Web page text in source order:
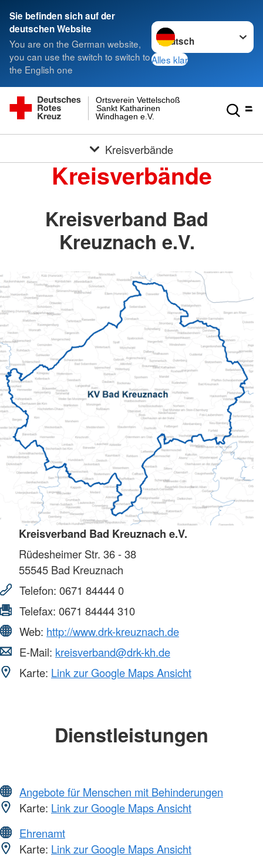
Sie befinden sich auf der
deutschen Website
You are on the German website,
you can use the switch to switch to
the English one
Sprache wechseln zu
Alles klar
Windhagen e.V.
Sankt Katharinen
Ortsverein Vettelschoß
Kreisverbände
Kreisverbände
Kreisverband Bad
Kreuznach e.V.
Kreisverband Bad Kreuznach e.V.
Rüdesheimer Str. 36 - 38
55545 Bad Kreuznach
Telefon: 0671 84444 0
Telefax: 0671 84444 310
Web: http://www.drk-kreuznach.de
E-Mail: kreisverband@drk-kh.de
Karte: Link zur Google Maps Ansicht
Dienstleistungen
Angebote für Menschen mit Behinderungen
Karte: Link zur Google Maps Ansicht
Ehrenamt
Karte: Link zur Google Maps Ansicht